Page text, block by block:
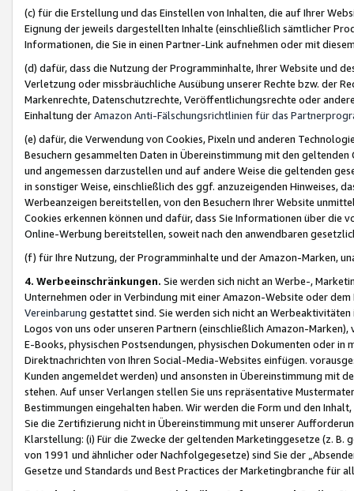
(c) für die Erstellung und das Einstellen von Inhalten, die auf Ihrer
Eignung der jeweils dargestellten Inhalte (einschließlich sämtlicher
Informationen, die Sie in einen Partner-Link aufnehmen oder mit
(d) dafür, dass die Nutzung der Programminhalte, Ihrer Website und
Verletzung oder missbräuchliche Ausübung unserer Rechte bzw. der
Markenrechte, Datenschutzrechte, Veröffentlichungsrechte oder
Einhaltung derAmazon Anti-Fälschungsrichtlinien für das
(e) dafür, die Verwendung von Cookies, Pixeln und anderen
Besuchern gesammelten Daten in Übereinstimmung mit den
und angemessen darzustellen und auf andere Weise die geltenden
in sonstiger Weise, einschließlich des ggf. anzuzeigenden Hinweises,
Werbeanzeigen bereitstellen, von den Besuchern Ihrer Website
Cookies erkennen können und dafür, dass Sie Informationen über die
Online-Werbung bereitstellen, soweit nach den anwendbaren
(f) für Ihre Nutzung, der Programminhalte und der Amazon-Marken,
4. Werbeeinschränkungen. Sie werden sich nicht an Werbe-,
Unternehmen oder in Verbindung mit einer Amazon-Website oder
Vereinbarung gestattet sind. Sie werden sich nicht an
Logos von uns oder unseren Partnern (einschließlich Amazon-
E-Books, physischen Postsendungen, physischen Dokumenten oder in
Direktnachrichten von Ihren Social-Media-Websites einfügen.
Kunden angemeldet werden) und ansonsten in Übereinstimmung mit
stehen. Auf unser Verlangen stellen Sie uns repräsentative
Bestimmungen eingehalten haben. Wir werden die Form und den
Sie die Zertifizierung nicht in Übereinstimmung mit unserer
Klarstellung: (i) Für die Zwecke der geltenden Marketinggesetze (z. B.
von 1991 und ähnlicher oder Nachfolgegesetze) sind Sie der
Gesetze und Standards und Best Practices der Marketingbranche für